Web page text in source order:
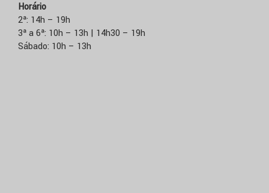
Horário
2ª: 14h – 19h
3ª a 6ª: 10h – 13h | 14h30 – 19h
Sábado: 10h – 13h